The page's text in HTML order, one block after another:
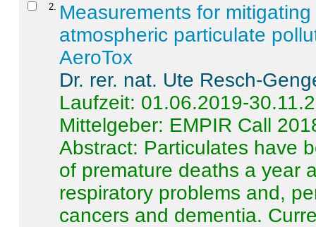
2
Measurements for
atmospheric particulate
AeroTox
Dr. rer. nat. Ute Resch-
Laufzeit: 01.06.2019-
Mittelgeber: EMPIR Call
Abstract: Particulates have
of premature deaths a year
respiratory problems and,
cancers and dementia.